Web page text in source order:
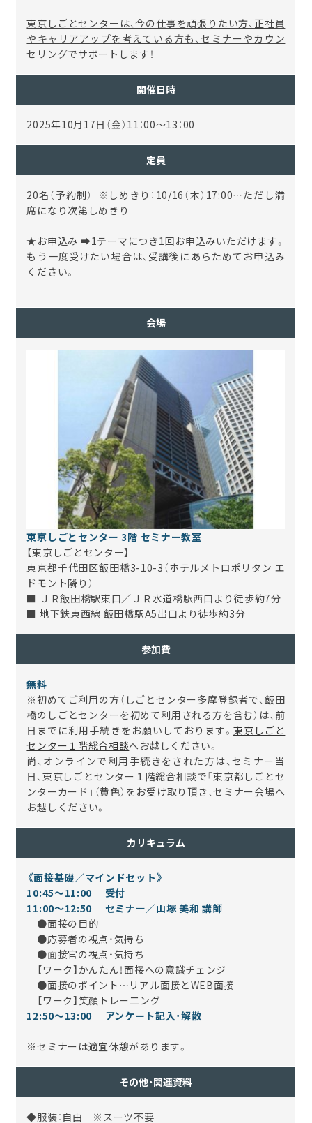
東京しごとセンターは、今の仕事を頑張りたい方、正社員
やキャリアアップを考えている方も、セミナーやカウン
セリングでサポートします！
開催日時
2025年10月17日（金）11：00～13：00
定員
20名（予約制） ※しめきり：10/16（木）17:00…ただし満
席になり次第しめきり
★お申込み ➡1テーマにつき1回お申込みいただけます。
もう一度受けたい場合は、受講後にあらためてお申込み
ください。
会場
東京しごとセンター 3階 セミナー教室
【東京しごとセンター】
東京都千代田区飯田橋3-10-3（ホテルメトロポリタン エ
ドモント隣り）
■ ＪＲ飯田橋駅東口／ＪＲ水道橋駅西口より徒歩約7分
■ 地下鉄東西線 飯田橋駅A5出口より徒歩約3分
参加費
無料
※初めてご利用の方（しごとセンター多摩登録者で、飯田
橋のしごとセンターを初めて利用される方を含む）は、前
日までに利用手続きをお願いしております。 東京しごと
センター１階総合相談へお越しください。
尚、オンラインで利用手続きをされた方は、セミナー当
日、東京しごとセンター１階総合相談で「東京都しごとセ
ンターカード」（黄色）をお受け取り頂き、セミナー会場へ
お越しください。
カリキュラム
《面接基礎／マインドセット》
10:45～11:00 受付
11:00～12:50 セミナー／山塚 美和 講師
●面接の目的
●応募者の視点・気持ち
●面接官の視点・気持ち
【ワーク】かんたん！面接への意識チェンジ
●面接のポイント…リアル面接とWEB面接
【ワーク】笑顔トレー二ング
12:50～13:00 アンケート記入・解散
※セミナーは適宜休憩があります。
その他・関連資料
◆服装：自由 ※スーツ不要